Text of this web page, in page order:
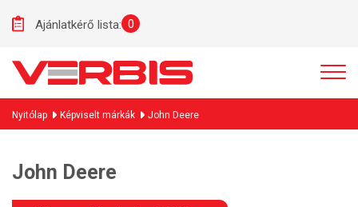
Ajánlatkérő lista: 0
Nyitólap Képviselt márkák John Deere
John Deere